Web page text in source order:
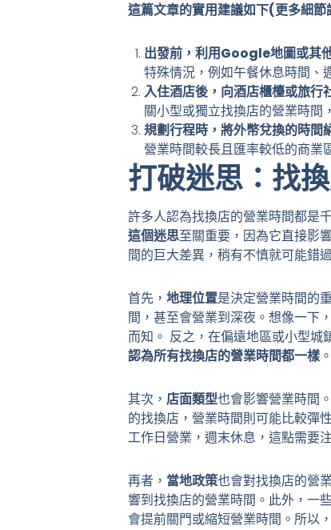
這篇文章的實用建議如下(更多細
出發前，利用Google地圖或其
特殊情況，例如午餐休息時間、
入住酒店後，向酒店櫃檯或旅行
關小型或獨立找換店的營業時間
規劃行程時，將外幣兌換的時間
營業時間較長且匯率較低的商業
打破迷思：找
許多人認為找換店的營業時間都是
這個迷思至關重要，因為它直接影
間的巨大差異，稍有不慎就可能錯
首先， 地理位置是決定營業時間的
間，甚至會營業到深夜。想像一下
而知。 反之，在偏遠地區或小型城
認為所有找換店的營業時間都一樣。
其次， 店面類型也會影響營業時間
的找換店，營業時間則可能比較彈
工作日營業，週末休息，這點需要
再者， 當地政策也會對找換店的營
響到找換店的營業時間。此外，一
會提前關門或縮短營業時間。所以，